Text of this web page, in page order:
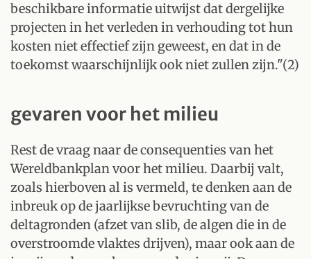
beschikbare informatie uitwijst dat dergelijke
projecten in het verleden in verhouding tot hun
kosten niet effectief zijn geweest, en dat in de
toekomst waarschijnlijk ook niet zullen zijn."(2)
gevaren voor het milieu
Rest de vraag naar de consequenties van het
Wereldbankplan voor het milieu. Daarbij valt,
zoals hierboven al is vermeld, te denken aan de
inbreuk op de jaarlijkse bevruchting van de
deltagronden (afzet van slib, de algen die in de
overstroomde vlaktes drijven), maar ook aan de